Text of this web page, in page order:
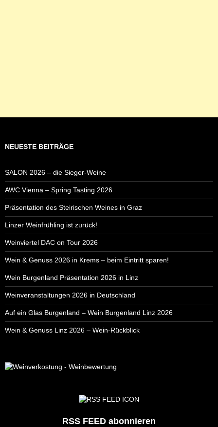
NEUESTE BEITRÄGE
SALON 2026 – die Sieger-Weine
AWC Vienna – Spring Tasting 2026
Präsentation des Steirischen Weines in Graz
Linzer Weinfrühling ist zurück!
Weinviertel DAC on Tour 2026
Wein & Genuss 2026 in Krems – beim Eintritt sparen!
Wein Burgenland Präsentation 2026 in Linz
Weinveranstaltungen 2026 in Deutschland
Auf ein Glas Burgenland – Wein Burgenland Linz 2026
Wein & Genuss Linz 2026 – Wein-Rückblick
RSS FEED abonnieren